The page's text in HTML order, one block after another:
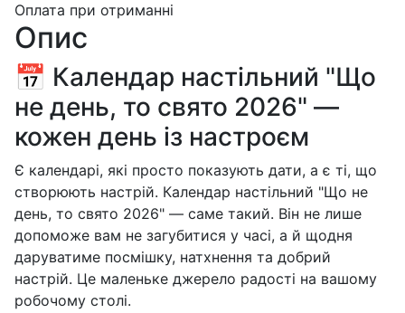
Оплата при отриманні
Опис
📅 Календар настільний "Що
не день, то свято 2026" —
кожен день із настроєм
Є календарі, які просто показують дати, а є ті, що
створюють настрій. Календар настільний "Що не
день, то свято 2026" — саме такий. Він не лише
допоможе вам не загубитися у часі, а й щодня
даруватиме посмішку, натхнення та добрий
настрій. Це маленьке джерело радості на вашому
робочому столі.